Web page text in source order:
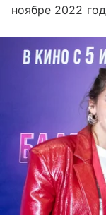
ноябре 2022